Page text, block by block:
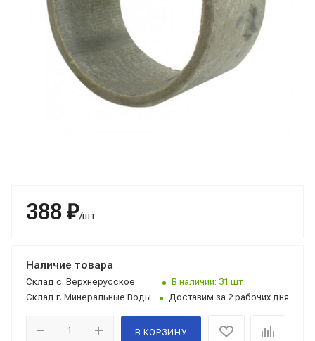
388 ₽/шт
Наличие товара
Склад с. Верхнерусское
В наличии: 31 шт
Склад г. Минеральные Воды Доставим за 2 рабочих дня
В КОРЗИНУ